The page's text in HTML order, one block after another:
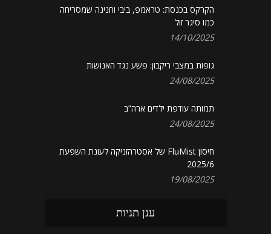
הקרקס בכנסת: טראמפ, ביבי וחנינה שמסריחה
כמו סיגר זול
14/10/2025
גופות במצבי ריקבון: פשע נגד האנושות
24/08/2025
תמותה עודפת ילדים ארה”ב
24/08/2025
חיסון FluMist של אסטרהזניקה לעונת השפעת
2025/6
19/08/2025
ענן תגיות